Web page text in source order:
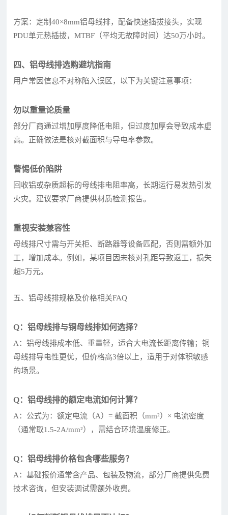
方案：定制40×8mm铝母线排，配备快速插拔接头，实现
PDU单元热插拔，MTBF（平均无故障时间）达50万小时。
四、铝母线排选购避坑指南
用户常因信息不对称陷入误区，以下为关键注意事项：
勿以重量论质量
部分厂商通过增加厚度降低电阻，但过度加厚会导致成本虚
高。正确做法是核对截面积与导电率参数。
警惕低价陷阱
回收铝或杂质超标的母线排电阻率高，长期运行易发热引发
火灾。建议要求厂商提供材质检测报告。
重视安装兼容性
母线排尺寸需与开关柜、断路器等设备匹配，否则需额外加
工，增加成本。例如，某项目因未核对孔距导致返工，损失
超5万元。
五、铝母线排规格及价格相关FAQ
Q：铝母线排与铜母线排如何选择？
A：铝母线排成本低、重量轻，适合大电流长距离传输；铜
母线排导电性更优，但价格高3倍以上，适用于对体积敏感
的场景。
Q：铝母线排的额定电流如何计算？
A：公式为：额定电流（A）= 截面积（mm²）× 电流密度
（通常取1.5-2A/mm²），需结合环境温度修正。
Q：铝母线排价格包含哪些服务？
A：基础报价通常含产品、包装及物流，部分厂商提供免费
技术咨询，但安装调试需额外收费。